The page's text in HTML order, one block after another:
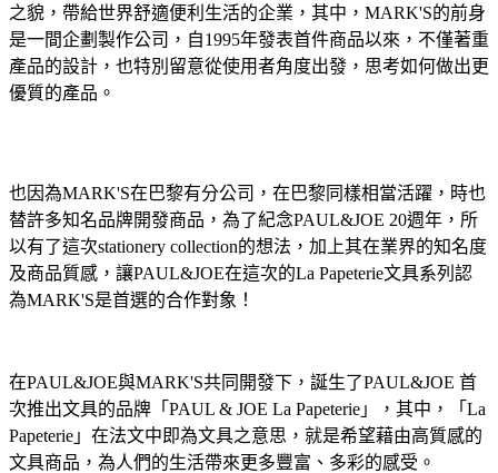
之貌，帶給世界舒適便利生活的企業，其中， MARK'S的前身
是一間企劃製作公司，自1995年發表首件商品以來，不僅著重
產品的設計，也特別留意從使用者角度出發，思考如何做出更
優質的產品。
也因為MARK'S在巴黎有分公司，在巴黎同樣相當活躍，時也
替許多知名品牌開發商品，為了紀念PAUL&JOE 20週年，所
以有了這次stationery collection的想法，加上其在業界的知名度
及商品質感，讓PAUL&JOE在這次的La Papeterie文具系列認
為MARK'S是首選的合作對象！
在PAUL&JOE與MARK'S共同開發下，誕生了PAUL&JOE 首
次推出文具的品牌「 PAUL & JOE La Papeterie 」，其中，「 La
Papeterie 」在法文中即為文具之意思，就是希望藉由高質感的
文具商品，為人們的生活帶來更多豐富、多彩的感受。